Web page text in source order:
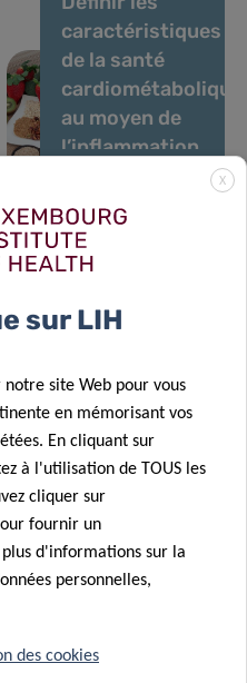
caractéristiques
de la santé
cardiométabolique
au moyen de
l’inflammation
micronutriments
La
consommation
légumes
risque de
diabète de
type 2
30 Avr 2020
First
Luxembourg
enrolled in
new European
COVID-19
X
sur LIH
notre site Web pour vous
en mémorisant vos
En cliquant sur
à l'utilisation de TOUS les
cliquer sur
fournir un
d'informations sur la
personnelles,
des cookies